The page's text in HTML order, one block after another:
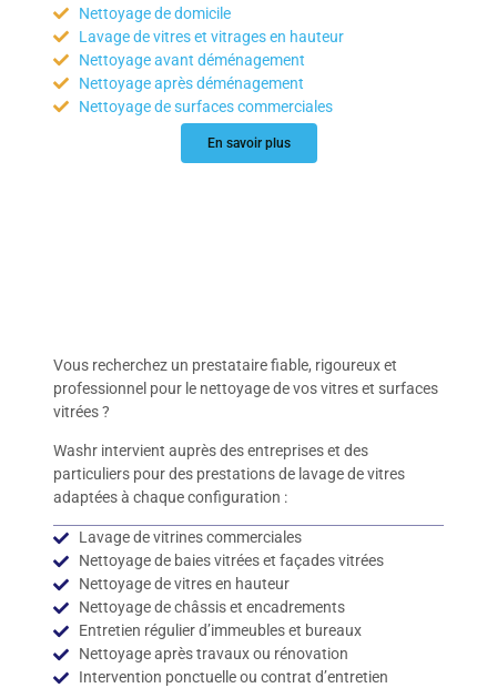
Nettoyage de domicile
Lavage de vitres et vitrages en hauteur
Nettoyage avant déménagement
Nettoyage après déménagement
Nettoyage de surfaces commerciales
En savoir plus
Vous recherchez un prestataire fiable, rigoureux et
professionnel pour le nettoyage de vos vitres et surfaces
vitrées ?
Washr intervient auprès des entreprises et des
particuliers pour des prestations de lavage de vitres
adaptées à chaque configuration :
Lavage de vitrines commerciales
Nettoyage de baies vitrées et façades vitrées
Nettoyage de vitres en hauteur
Nettoyage de châssis et encadrements
Entretien régulier d’immeubles et bureaux
Nettoyage après travaux ou rénovation
Intervention ponctuelle ou contrat d’entretien